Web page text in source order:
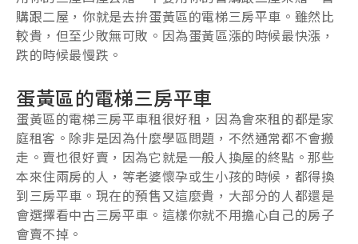
購跟二屋，你就是去拚蛋黃區的電梯三房平車。雖然比
較貴，但至少敗無可敗。因為蛋黃區漲的時候最快漲，
跌的時候最慢跌。
蛋黃區的電梯三房平車
蛋黃區的電梯三房平車租很好租，因為會來租的都是家
庭租客。除非是因為什麼學區問題，不然通常都不會搬
走。賣也很好賣，因為它就是一般人換屋的終點。那些
本來住兩房的人，等老婆懷孕或生小孩的時候，都得換
到三房平車。現在的預售又這麼貴，大部分的人都還是
會選擇看中古三房平車。這樣你就不用擔心自己的房子
會賣不掉。